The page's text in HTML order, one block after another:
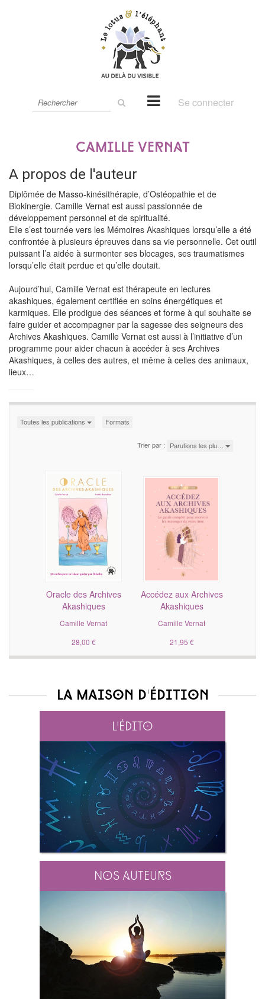
le
Se connecter
Camille Vernat
A propos de l'auteur
Diplômée de Masso-kinésithérapie, d’Ostéopathie et de
Biokinergie. Camille Vernat est aussi passionnée de
développement personnel et de spiritualité.
Elle s’est tournée vers les Mémoires Akashiques lorsqu’elle a été
confrontée à plusieurs épreuves dans sa vie personnelle. Cet outil
puissant l’a aidée à surmonter ses blocages, ses traumatismes
lorsqu’elle était perdue et qu’elle doutait.
Aujourd’hui, Camille Vernat est thérapeute en lectures
akashiques, également certifiée en soins énergétiques et
karmiques. Elle prodigue des séances et forme à qui souhaite se
faire guider et accompagner par la sagesse des seigneurs des
Archives Akashiques. Camille Vernat est aussi à l’initiative d’un
programme pour aider chacun à accéder à ses Archives
Akashiques, à celles des autres, et même à celles des animaux,
lieux…
Toutes les publications Formats
Trier par : Parutions les plu…
Oracle des Archives
Akashiques
Camille Vernat
28,00 €
Accédez aux Archives
Akashiques
Camille Vernat
21,95 €
La maison d'édition
L'édito
Nos auteurs